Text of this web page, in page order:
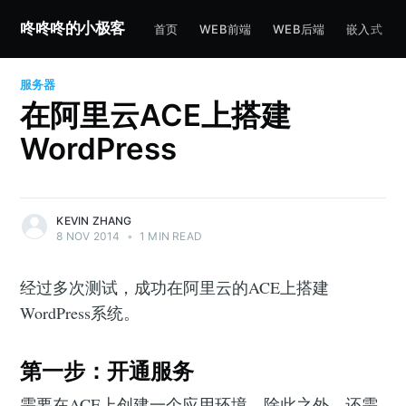
咚咚咚的小极客 首页 WEB前端 WEB后端 嵌入式
服务器
在阿里云ACE上搭建
WordPress
KEVIN ZHANG
8 NOV 2014
• 1 MIN READ
经过多次测试，成功在阿里云的ACE上搭建
WordPress系统。
第一步：开通服务